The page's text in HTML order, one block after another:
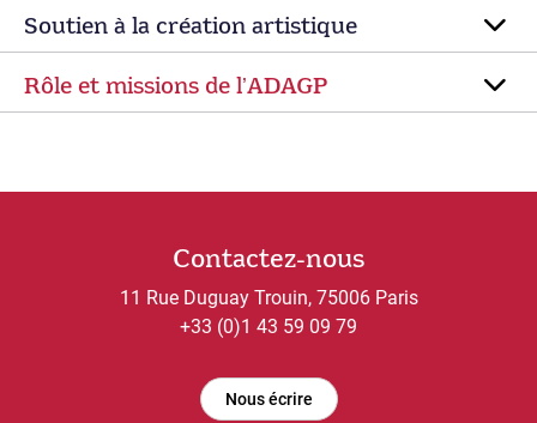
Soutien à la création artistique
Rôle et missions de lʼADAGP
Contactez-nous
11 Rue Duguay Trouin, 75006 Paris
+33 (0)1 43 59 09 79
Nous écrire